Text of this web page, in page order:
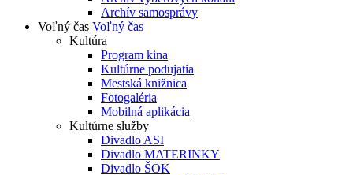
Archív samosprávy
Voľný čas Voľný čas
Kultúra
Program kina
Kultúrne podujatia
Mestská knižnica
Fotogaléria
Mobilná aplikácia
Kultúrne služby
Divadlo ASI
Divadlo MATERINKY
Divadlo ŠOK